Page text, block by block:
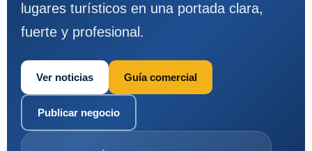
lugares turísticos en una portada clara,
fuerte y profesional.
Ver noticias Guía comercial
Publicar negocio